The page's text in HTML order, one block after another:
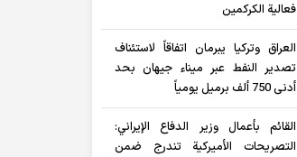
فعالية الكركمين
العراق وتركيا يبرمان اتفاقاً لاستئناف
تصدير النفط عبر ميناء جيهان بحد
أدنى 750 ألف برميل يومياً
القائم بأعمال وزير الدفاع الإيراني:
التصريحات الأميركية تندرج ضمن